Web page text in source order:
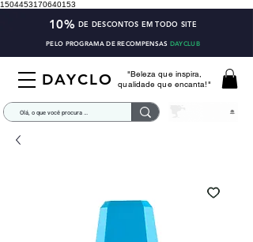
1504453170640153
10% DE DESCONTOS EM TODO SITE
PELO PROGRAMA DE RECOMPENSAS DAYCLUB
DAYCLO
"Beleza que inspira,
qualidade que encanta!"